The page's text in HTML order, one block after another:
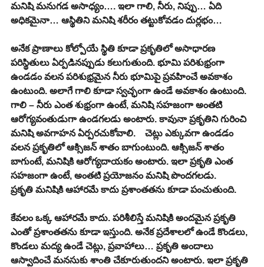
మనిషి మనుగడ అసాధ్యం…. ఇలా గాలి, నీరు, నిప్పు… ఏది
అధికమైనా… ఆస్థితిని మనిషి శరీరం తట్టుకోవడం దుర్లభం…
అనేక ప్రాణాలు కోల్పోయే స్థితి కూడా ప్రకృతిలో అసాధారణ
పరిస్థితులు ఏర్పడినప్పుడు కలుగుతుంది. భూమి పరిశుభ్రంగా
ఉండడం వలన పరిశుభ్రమైన నీరు భూమిపై ప్రవహించే అవకాశం
ఉంటుంది. అలాగే గాలి కూడా స్వచ్ఛంగా ఉండే అవకాశం ఉంటుంది.
గాలి – నీరు ఎంత శుభ్రంగా ఉంటే, మనిషి సహజంగా అంతటి
ఆరోగ్యవంతుడుగా ఉండగలడు అంటారు. కావునా ప్రకృతిని గురించి
మనిషి అవగాహన ఏర్పరచుకోవాలి.    చెట్లు ఎక్కువగా ఉండడం
వలన ప్రకృతిలో ఆక్సిజన్ శాతం బాగుంటుంది. ఆక్సిజన్ శాతం
బాగుంటే, మనిషికి ఆరోగ్యదాయకం అంటారు. ఇలా ప్రకృతి ఎంత
సహజంగా ఉంటే, అంతటి ప్రయోజనం మనిషి పొందగలడు.
ప్రకృతి మనిషికి ఆహారమే కాదు ప్రశాంతతను కూడా పంచుతుంది.
కేవలం ఒక్క ఆహారమే కాదు. పరిశీలిస్తే మనిషికి అందమైన ప్రకృతి
ఎంతో ప్రశాంతతను కూడా ఇస్తుంది. అనేక ప్రదేశాలలో ఉండే కొండలు,
కొండలు మద్య ఉండే చెట్లు, ప్రవాహాలు… ప్రకృతి అందాలు
ఆస్వాదించే మనసుకు శాంతి చేకూరుతుందని అంటారు. ఇలా ప్రకృతి